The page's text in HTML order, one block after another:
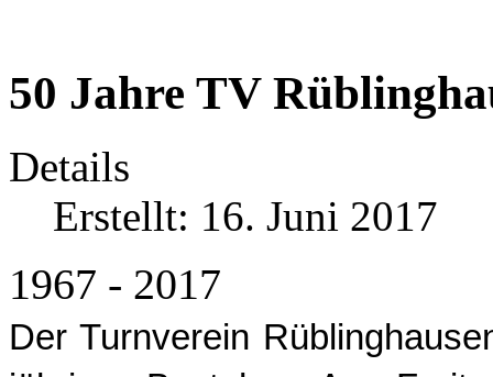
50 Jahre TV
Details
Erstellt: 16. Juni 2017
1967 - 2017
Der Turnverein